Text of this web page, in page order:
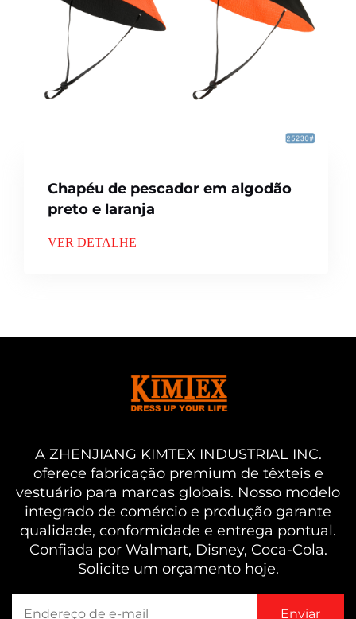
Chapéu de pescador em algodão
preto e laranja
VER DETALHE
A ZHENJIANG KIMTEX INDUSTRIAL INC.
oferece fabricação premium de têxteis e
vestuário para marcas globais. Nosso modelo
integrado de comércio e produção garante
qualidade, conformidade e entrega pontual.
Confiada por Walmart, Disney, Coca-Cola.
Solicite um orçamento hoje.